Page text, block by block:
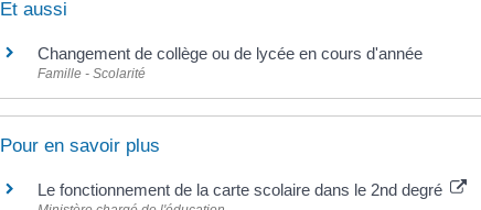
Et aussi
Changement de collège ou de lycée en cours d'année
Famille - Scolarité
Pour en savoir plus
Le fonctionnement de la carte scolaire dans le 2nd degré